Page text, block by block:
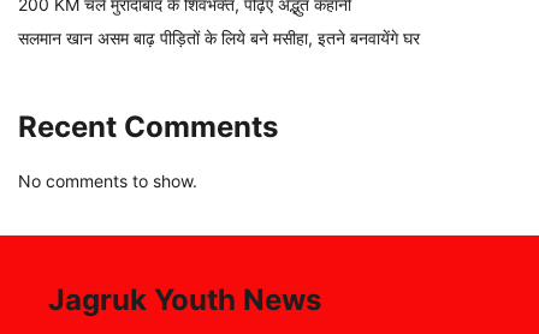
200 KM चले मुरादाबाद के शिवभक्त, पढ़िए अद्भुत कहानी
सलमान खान असम बाढ़ पीड़ितों के लिये बने मसीहा, इतने बनवायेंगे घर
Recent Comments
No comments to show.
Jagruk Youth News